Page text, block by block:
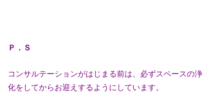
Ｐ．Ｓ
コンサルテーションがはじまる前は、必ずスペースの浄
化をしてからお迎えするようにしています。